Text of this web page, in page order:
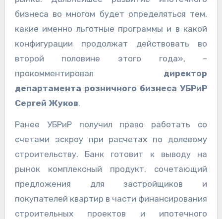
бизнеса во многом будет определяться тем,
какие именно льготные программы и в какой
конфигурации продолжат действовать во
второй половине этого года», –
прокомментировал директор
департамента розничного бизнеса УБРиР
Сергей Жуков.
Ранее УБРиР получил право работать со
счетами эскроу при расчетах по долевому
строительству. Банк готовит к выводу на
рынок комплексный продукт, сочетающий
предложения для застройщиков и
покупателей квартир в части финансирования
строительных проектов и ипотечного